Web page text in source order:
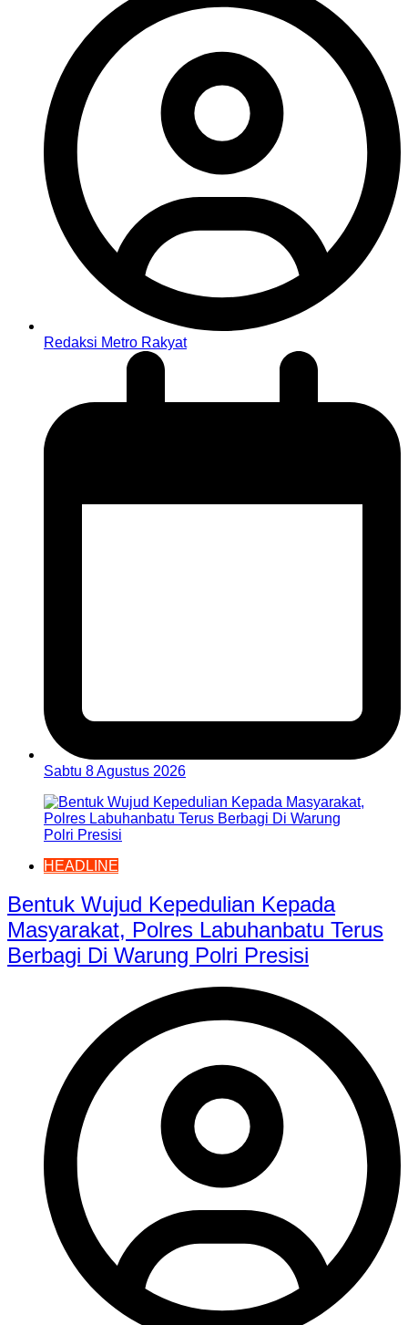
Redaksi Metro Rakyat
Sabtu 8 Agustus 2026
HEADLINE
Bentuk Wujud Kepedulian Kepada
Masyarakat, Polres Labuhanbatu Terus
Berbagi Di Warung Polri Presisi